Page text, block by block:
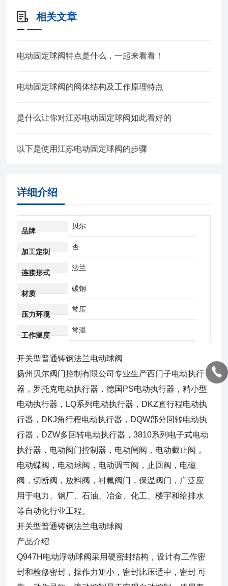
相关文章
电动固定球阀特点是什么，一起来看看！
电动固定球阀的阀体结构及工作原理特点
是什么让你对江苏电动固定球阀如此看好的
以下是使用江苏电动固定球阀的步骤
详细介绍
品牌
贝尔
加工定制
否
连接形式
法兰
材质
碳钢
压力环境
常压
工作温度
常温
开关型普通铸钢法兰电动球阀
扬州贝尔阀门控制有限公司专业生产西门子电动执行
器，罗托克电动执行器，德国PS电动执行器，精小型
电动执行器，LQ系列电动执行器，DKZ直行程电动执
行器，DKJ角行程电动执行器，DQW部分回转电动执
行器，DZW多回转电动执行器，3810系列电子式电动
执行器，电动阀门控制器，电动闸阀，电动截止阀，
电动蝶阀，电动球阀，电动调节阀，止回阀，电磁
阀，切断阀，放料阀，衬氟阀门，保温阀门，广泛应
用于电力、钢厂、石油、冶金、化工、楼宇和给排水
等自动化行业工程。
开关型普通铸钢法兰电动球阀
产品介绍
Q947H电动浮动球阀采用硬密封结构，设计有工作密
封和检修密封，操作力矩小，密封比压适中，密封 可